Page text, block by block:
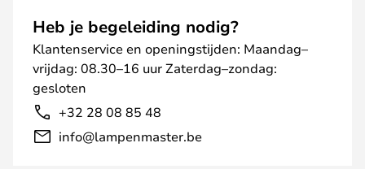
Heb je begeleiding nodig?
Klantenservice en openingstijden: Maandag–
vrijdag: 08.30–16 uur Zaterdag–zondag:
gesloten
+32 28 08 85 48
info@lampenmaster.be